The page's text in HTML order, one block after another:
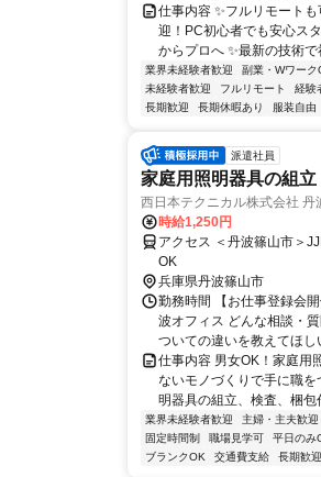
仕事内容 ✨フルリモート
迎！PC初心者でも安心ス
からプロへ ✨最新の技術
業界未経験者歓迎 副業・Wワーク
未経験者歓迎
フルリモート 経験
長期歓迎
長期休暇あり 服装自由
派遣社員
家庭用照明器具の組
西日本テクニカル株式会社 丹
時給1,250円
アクセス ＜丹波篠山市＞
OK
兵庫県丹波篠山市
勤務時間 【お仕事登録会
波オフィス どんな相談・
ついての違いを教えてほ
仕事内容 男女OK！家庭用
ないモノづくりで手に職
明器具の組立、検査、梱包
業界未経験者歓迎 主婦・主夫歓迎
固定時間制
職場見学可 平日のみ
ブランクOK
交通費支給 長期歓迎